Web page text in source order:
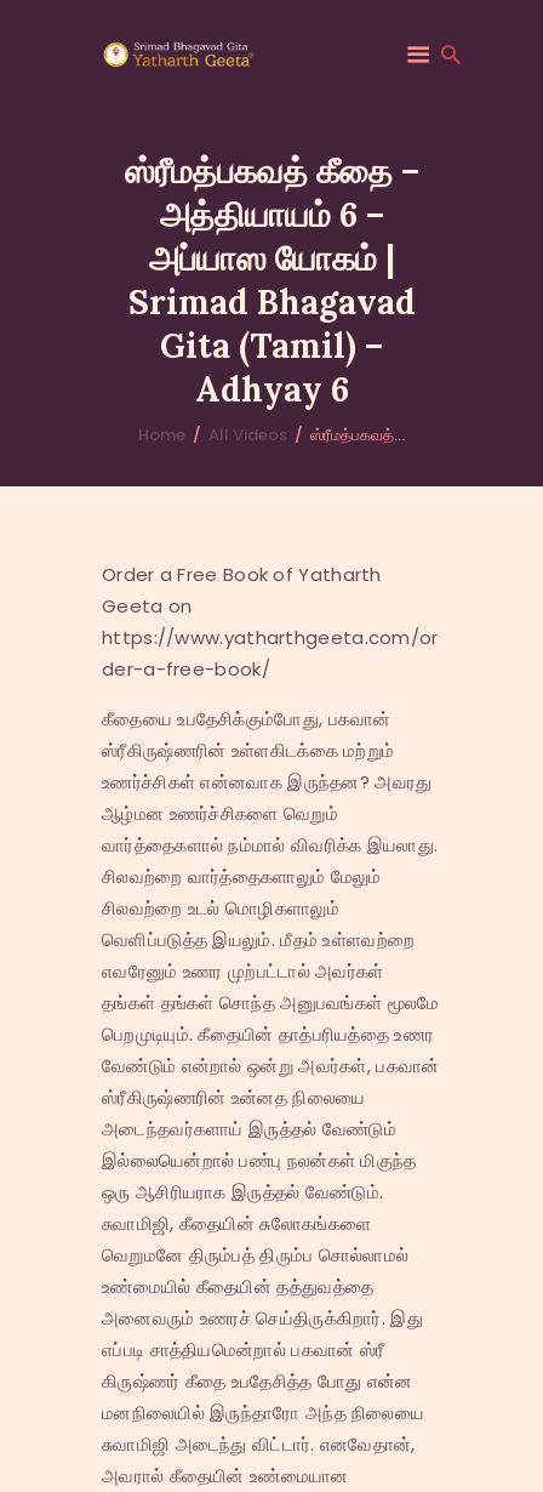
ஸ்ரீமத்பகவத் கீதை –
அத்தியாயம் 6 –
அப்யாஸ யோகம் |
Srimad Bhagavad
Gita (Tamil) –
Adhyay 6
Home All Videos ஸ்ரீமத்பகவத்...
HOME
ABOUT YATHARTH
GEETA
BOOKS & PUBLICATION
CONTACT US
Order a Free Book of Yatharth
Geeta on
https://www.yatharthgeeta.com/or
der-a-free-book/
கீதையை உபதேசிக்கும்போது, பகவான்
ஸ்ரீகிருஷ்ணரின் உள்ளகிடக்கை மற்றும்
உணர்ச்சிகள் என்னவாக இருந்தன? அவரது
ஆழ்மன உணர்ச்சிகளை வெறும்
வார்த்தைகளால் நம்மால் விவரிக்க இயலாது.
சிலவற்றை வார்த்தைகளாலும் மேலும்
சிலவற்றை உடல் மொழிகளாலும்
வெளிப்படுத்த இயலும். மீதம் உள்ளவற்றை
எவரேனும் உணர முற்பட்டால் அவர்கள்
தங்கள் தங்கள் சொந்த அனுபவங்கள் மூலமே
பெறமுடியும். கீதையின் தாத்பரியத்தை உணர
வேண்டும் என்றால் ஒன்று அவர்கள், பகவான்
ஸ்ரீகிருஷ்ணரின் உன்னத நிலையை
அடைந்தவர்களாய் இருத்தல் வேண்டும்
இல்லையென்றால் பண்பு நலன்கள் மிகுந்த
ஒரு ஆசிரியராக இருத்தல் வேண்டும்.
சுவாமிஜி, கீதையின் சுலோகங்களை
வெறுமனே திரும்பத் திரும்ப சொல்லாமல்
உண்மையில் கீதையின் தத்துவத்தை
அனைவரும் உணரச் செய்திருக்கிறார். இது
எப்படி சாத்தியமென்றால் பகவான் ஸ்ரீ
கிருஷ்ணர் கீதை உபதேசித்த போது என்ன
மனநிலையில் இருந்தாரோ அந்த நிலையை
சுவாமிஜி அடைந்து விட்டார். எனவேதான்,
அவரால் கீதையின் உண்மையான